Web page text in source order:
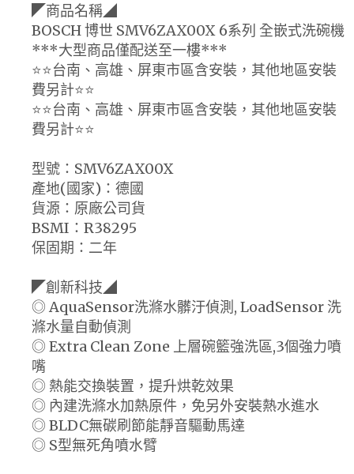
◤商品名稱◢
BOSCH 博世 SMV6ZAX00X 6系列 全嵌式洗碗機
***大型商品僅配送至一樓***
⭐️⭐️台南、高雄、屏東市區含安裝，其他地區安裝
費另計⭐️⭐️
⭐️⭐️台南、高雄、屏東市區含安裝，其他地區安裝
費另計⭐️⭐️
型號：SMV6ZAX00X
產地(國家)：德國
貨源：原廠公司貨
BSMI：R38295
保固期：二年
◤創新科技◢
◎ AquaSensor洗滌水髒汙偵測, LoadSensor 洗
滌水量自動偵測
◎ Extra Clean Zone 上層碗籃強洗區,3個強力噴
嘴
◎ 熱能交換裝置，提升烘乾效果
◎ 內建洗滌水加熱原件，免另外安裝熱水進水
◎ BLDC無碳刷節能靜音驅動馬達
◎ S型無死角噴水臂